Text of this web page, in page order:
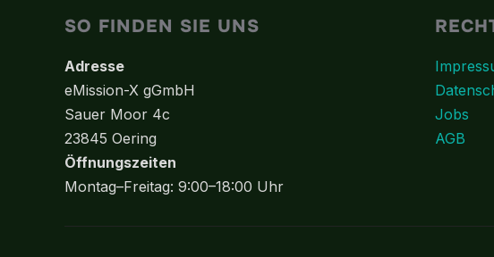
SO FINDEN SIE UNS
Adresse
eMission-X gGmbH
Sauer Moor 4c
23845 Oering
Öffnungszeiten
Montag–Freitag: 9:00–18:00 Uhr
Jobs
AGB